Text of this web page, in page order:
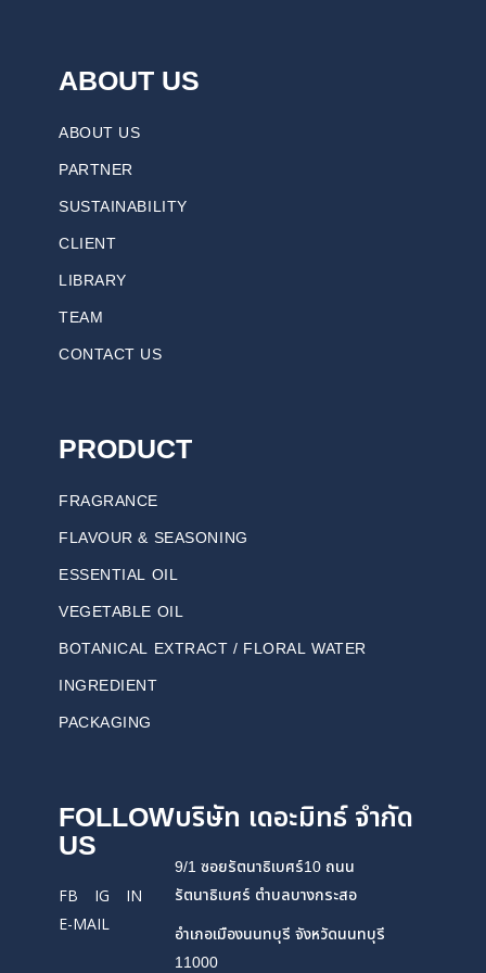
ABOUT US
ABOUT US
PARTNER
SUSTAINABILITY
CLIENT
LIBRARY
TEAM
CONTACT US
PRODUCT
FRAGRANCE
FLAVOUR & SEASONING
ESSENTIAL OIL
VEGETABLE OIL
BOTANICAL EXTRACT / FLORAL WATER
INGREDIENT
PACKAGING
FOLLOW
US
FB IG
IN
E-MAIL
บริษัท เดอะมิทธ์ จำกัด
9/1 ซอยรัตนาธิเบศร์10 ถนน
รัตนาธิเบศร์ ตำบลบางกระสอ
อำเภอเมืองนนทบุรี จังหวัดนนทบุรี
11000